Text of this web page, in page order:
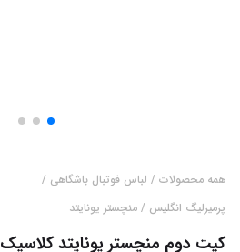
همه محصولات / لباس فوتبال باشگاهی /
پرمیرلیگ انگلیس / منچستر یونایتد
کیت دوم منچستر یونایتد کلاسیک